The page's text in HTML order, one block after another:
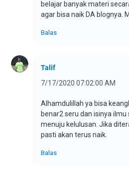
belajar banyak materi
agar bisa naik DA blognya.
Balas
Talif
7/17/2020 07:02:00 AM
Alhamdulillah ya bisa
benar2 seru dan isinya
menuju kelulusan. Jika
pasti akan terus naik.
Balas